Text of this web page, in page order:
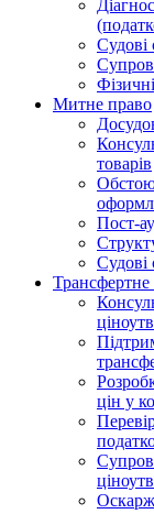
Судові
Митне право
товарів
Пост-
цін у